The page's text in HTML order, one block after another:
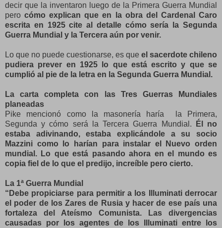
decir que la inventaron luego de la Primera Guerra Mundial
pero cómo explican que en la obra del Cardenal Caro
escrita en 1925 cite al detalle cómo sería la Segunda
Guerra Mundial y la Tercera aún por venir.
Lo que no puede cuestionarse, es que el sacerdote chileno
pudiera prever en 1925 lo que está escrito y que se
cumplió al pie de la letra en la Segunda Guerra Mundial.
La carta completa
con las Tres Guerras Mundiales
planeadas
Pike mencionó como la masonería haría la Primera,
Segunda y cómo será la Tercera Guerra Mundial. Él no
estaba adivinando, estaba explicándole a su socio
Mazzini como lo harían para instalar el Nuevo orden
mundial. Lo que está pasando ahora en el mundo es
copia fiel de lo que el predijo, increíble pero cierto.
La 1ª Guerra Mundial
“Debe propiciarse para permitir a los Illuminati derrocar
el poder de los Zares de Rusia y hacer de ese país una
fortaleza del Ateísmo Comunista. Las divergencias
causadas por los agentes de los Illuminati entre los